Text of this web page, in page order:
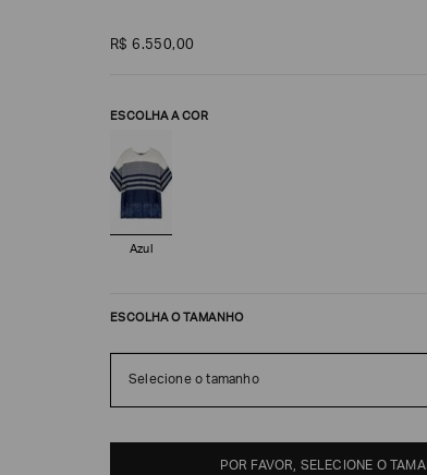
R$ 6.550,00
ESCOLHA A COR
Azul
ESCOLHA O TAMANHO
Selecione o tamanho
POR FAVOR, SELECIONE O